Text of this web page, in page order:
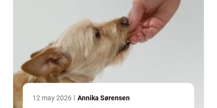
12 may 2026 Annika Sørensen